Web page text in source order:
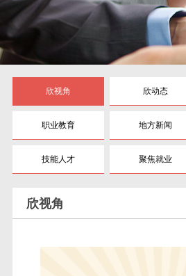
欣视角 欣动态
职业教育 地方新闻
技能人才 聚焦就业
欣视角